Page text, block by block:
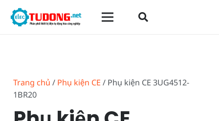
Trang chủ / Phụ kiện CE / Phụ kiện CE 3UG4512-
1BR20